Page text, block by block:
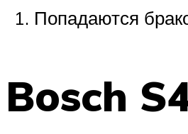
Попадаются
Bosch